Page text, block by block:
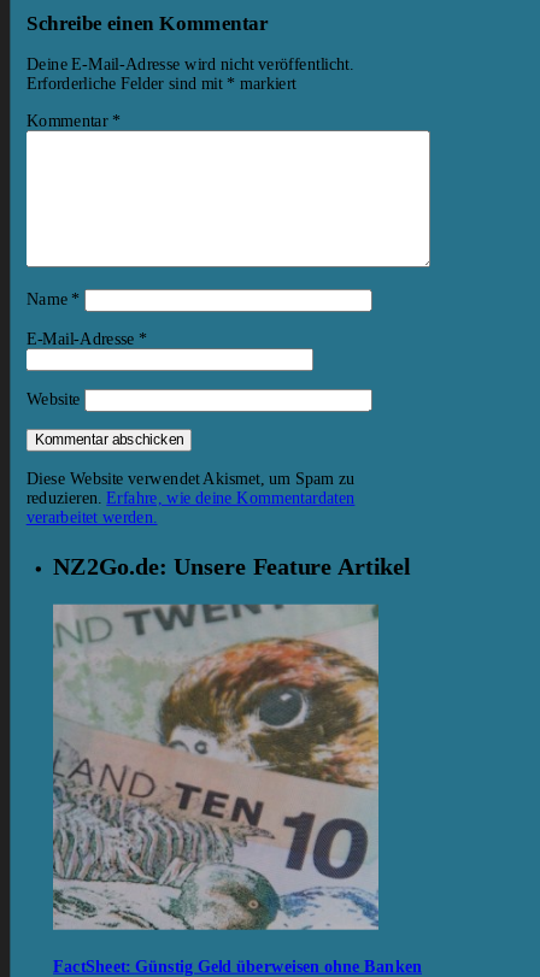
Schreibe einen Kommentar
Deine E-Mail-Adresse wird nicht veröffentlicht.
Erforderliche Felder sind mit * markiert
Kommentar *
Name *
E-Mail-Adresse *
Website
Diese Website verwendet Akismet, um Spam zu
reduzieren.Erfahre, wie deine Kommentardaten
verarbeitet werden.
NZ2Go.de: Unsere Feature Artikel
FactSheet: Günstig Geld überweisen ohne Banken